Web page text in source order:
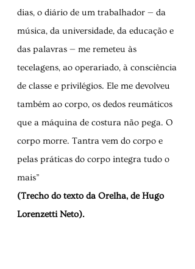
dias, o diário de um trabalhador — da
música, da universidade, da educação e
das palavras — me remeteu às
tecelagens, ao operariado, à consciência
de classe e privilégios. Ele me devolveu
também ao corpo, os dedos reumáticos
que a máquina de costura não pega. O
corpo morre. Tantra vem do corpo e
pelas práticas do corpo integra tudo o
mais”
(Trecho do texto da Orelha, de Hugo
Lorenzetti Neto).